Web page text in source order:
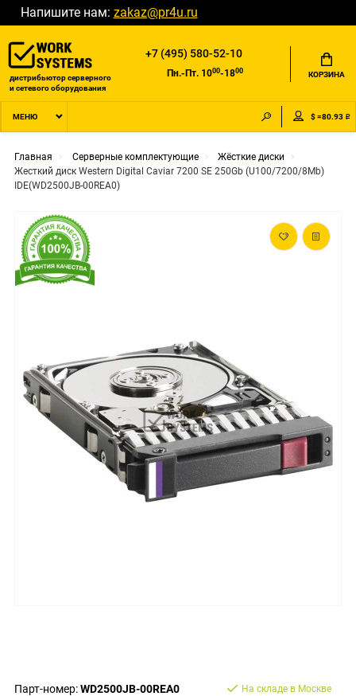
Напишите нам: zakaz@pr4u.ru
дистрибьютор серверного
и сетевого оборудования
+7 (495) 580-52-10
Пн.-Пт. 1000-1800 КОРЗИНА
МЕНЮ $ =80.93 ₽
Главная Серверные комплектующие
Жёсткие диски
Жесткий диск Western Digital Caviar 7200 SE 250Gb (U100/7200/8Mb)
IDE(WD2500JB-00REA0)
Парт-номер:WD2500JB-00REA0 На складе в Москве